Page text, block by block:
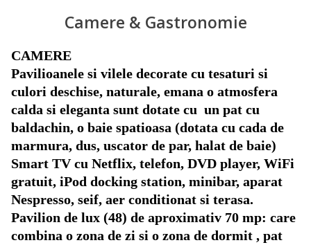
Camere & Gastronomie
CAMERE
Pavilioanele si vilele decorate cu tesaturi si
culori deschise, naturale, emana o atmosfera
calda si eleganta sunt dotate cu un pat cu
baldachin, o baie spatioasa (dotata cu cada de
marmura, dus, uscator de par, halat de baie)
Smart TV cu Netflix, telefon, DVD player, WiFi
gratuit, iPod docking station, minibar, aparat
Nespresso, seif, aer conditionat si terasa.
Pavilion de lux (48) de aproximativ 70 mp: care
combina o zona de zi si o zona de dormit , pat